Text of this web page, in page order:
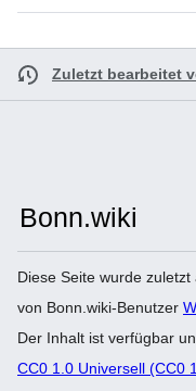
Zuletzt bearbeitet
Diese Seite wurde
von Bonn.wiki-Benutzer
Der Inhalt ist verfügbar
CC0 1.0 Universell (CC0